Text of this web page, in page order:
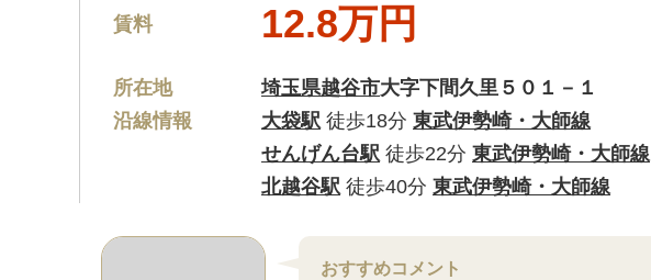
賃料 12.8万円
所在地 埼玉県越谷市大字下間久里５０１－１
沿線情報
大袋駅 徒歩18分 東武伊勢崎・大師線
せんげん台駅 徒歩22分 東武伊勢崎・大師線
北越谷駅 徒歩40分 東武伊勢崎・大師線
おすすめコメント